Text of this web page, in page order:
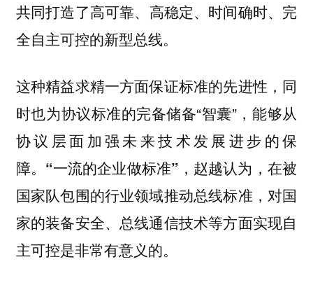
共同打造了高可靠、高稳定、时间确时、完
全自主可控的新型总线。
这种精益求精一方面保证标准的先进性，同
时也为协议标准的完备储备“智囊”，能够从
协议层面加强未来技术发展进步的保
障。 “一流的企业做标准” ，赵越认为，在被
国家队包围的行业领域推动总线标准，对国
家的装备安全、总线通信技术等方面实现自
主可控是非常有意义的。